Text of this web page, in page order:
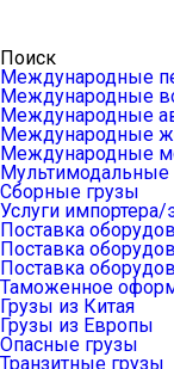
Поиск
Международные
Международные
Международные
Международные
Международные
Мультимодальные
Сборные грузы
Услуги импортера/
Поставка
Поставка
Поставка
Таможенное
Грузы из Китая
Грузы из Европы
Опасные грузы
Транзитные грузы